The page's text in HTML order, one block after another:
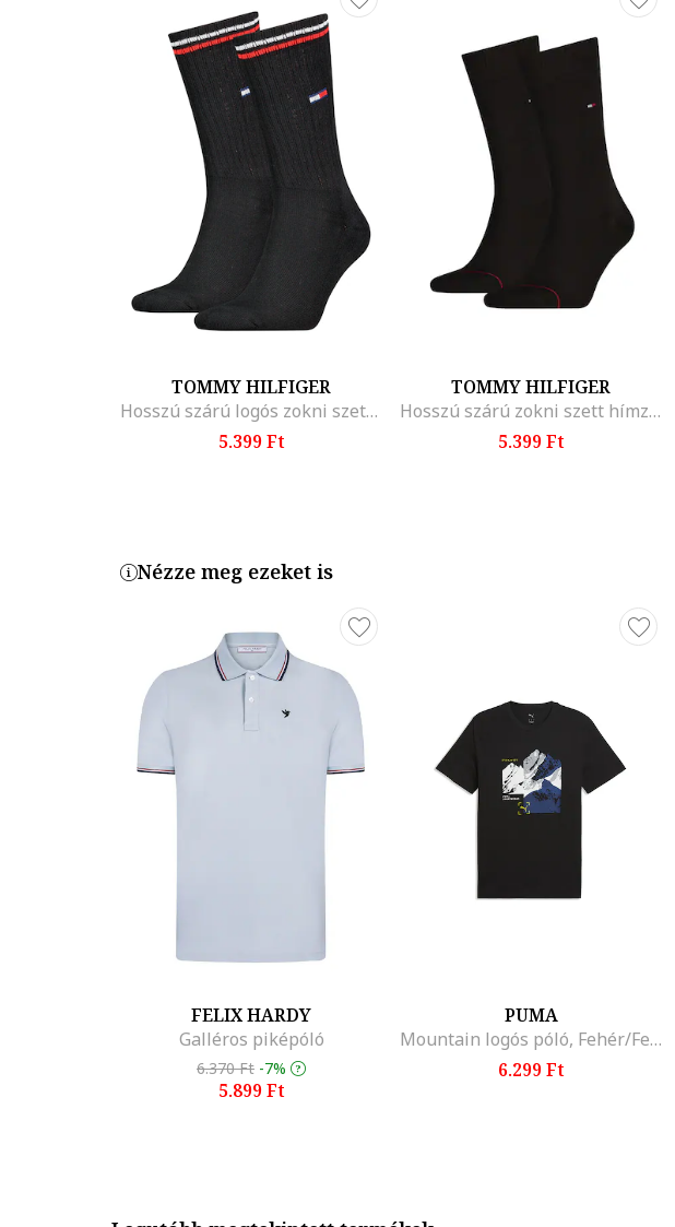
TOMMY HILFIGER
Hosszú szárú logós zokni szett - 2 pár
5.399 Ft
TOMMY HILFIGER
Hosszú szárú zokni szett hímzett logóval - 2 pár, Piros/Fekete
5.399 Ft
Nézze meg ezeket is
FELIX HARDY
Galléros piképóló
6.370 Ft -7%
5.899 Ft
PUMA
Mountain logós póló, Fehér/Fekete/Világosszürke/Sötétkék
6.299 Ft